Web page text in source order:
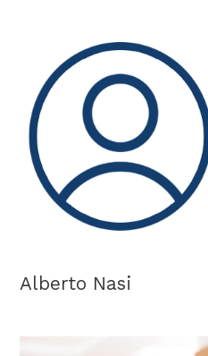
Alberto Nasi